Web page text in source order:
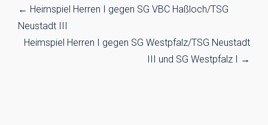
Post
navigation
← Heimspiel Herren I gegen SG VBC Haßloch/TSG
Neustadt III
Heimspiel Herren I gegen SG Westpfalz/TSG Neustadt
III und SG Westpfalz I →